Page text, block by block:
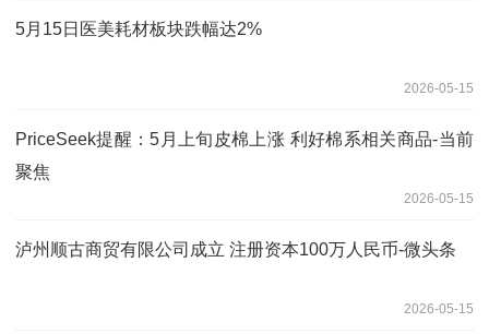
5月15日医美耗材板块跌幅达2%
2026-05-15
PriceSeek提醒：5月上旬皮棉上涨 利好棉系相关商品-当前
聚焦
2026-05-15
泸州顺古商贸有限公司成立 注册资本100万人民币-微头条
2026-05-15